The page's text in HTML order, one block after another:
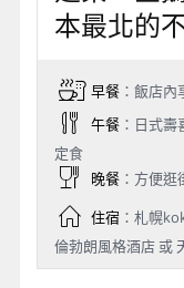
本最北的
早餐：飯店內
午餐：日式壽
定食
晚餐：方便逛
住宿：札幌
倫勃朗風格酒店 或